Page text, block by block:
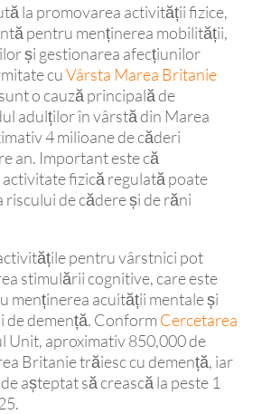
la promovarea activității fizice,
pentru menținerea mobilității,
și gestionarea afecțiunilor
cuVârsta Marea Britanie
o cauză principală de
adulților în vârstă din Marea
4 milioane de căderi
an. Important este că
fizică regulată poate
riscului de cădere și de răni
pentru vârstnici pot
stimulării cognitive, care este
menținerea acuității mentale și
de demență. Conform Cercetarea
Unit, aproximativ 850,000 de
Britanie trăiesc cu demență, iar
așteptat să crească la peste 1